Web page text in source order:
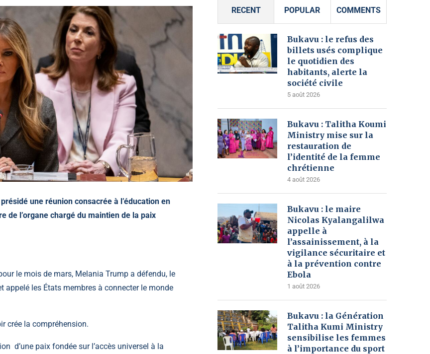
une réunion consacrée à l’éducation en
de l’organe chargé du maintien de la paix
le mois de mars, Melania Trump a défendu, le
appelé les États membres à connecter le monde
crée la compréhension.
d’une paix fondée sur l’accès universel à la
RECENT POPULAR COMMENTS
Bukavu : le refus des
billets usés complique
le quotidien des
habitants, alerte la
société civile
5 août 2026
Bukavu : Talitha Koumi
Ministry mise sur la
restauration de
l’identité de la femme
chrétienne
4 août 2026
Bukavu : le maire
Nicolas Kyalangalilwa
appelle à
l’assainissement, à la
vigilance sécuritaire et
à la prévention contre
Ebola
1 août 2026
Bukavu : la Génération
Talitha Kumi Ministry
sensibilise les femmes
à l’importance du sport